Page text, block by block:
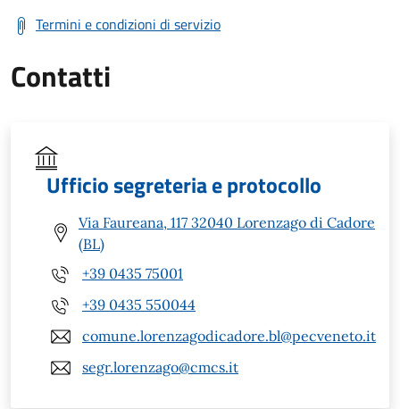
Termini e condizioni di servizio
Contatti
Ufficio segreteria e protocollo
Via Faureana, 117 32040 Lorenzago di Cadore
(BL)
+39 0435 75001
+39 0435 550044
comune.lorenzagodicadore.bl@pecveneto.it
segr.lorenzago@cmcs.it